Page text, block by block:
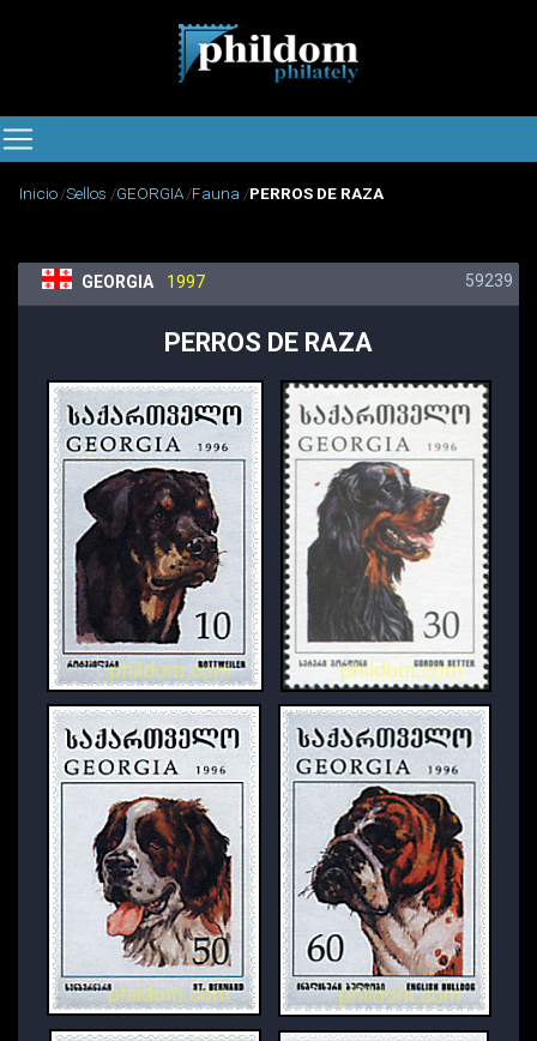
Inicio Sellos GEORGIA Fauna PERROS DE RAZA
GEORGIA 1997 59239
PERROS DE RAZA